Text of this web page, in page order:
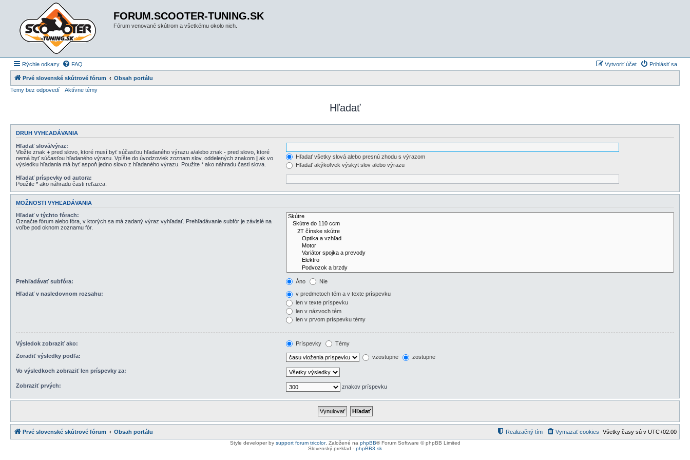
FORUM.SCOOTER-TUNING.SK
Fórum venované skútrom a všetkému okolo nich.
Rýchle odkazy FAQ Prihlásiť sa
Vytvoriť účet
Prvé slovenské skútrové fórum
Obsah portálu
Temy bez odpovedí
Aktívne témy
Hľadať
DRUH VYHĽADÁVANIA
Hľadať slová/výraz:
Vložte znak + pred slovo, ktoré musí byť súčasťou hľadaného výrazu a/alebo znak - pred slovo, ktoré
nemá byť súčasťou hľadaného výrazu. Vpíšte do úvodzoviek zoznam slov, oddelených znakom | ak vo
výsledku hľadania má byť aspoň jedno slovo z hľadaného výrazu. Použite * ako náhradu časti slova.
Hľadať všetky slová alebo presnú zhodu s výrazom
Hľadať akýkoľvek výskyt slov alebo výrazu
Hľadať príspevky od autora:
Použite * ako náhradu časti reťazca.
MOŽNOSTI VYHĽADÁVANIA
Hľadať v týchto fórach:
Označte fórum alebo fóra, v ktorých sa má zadaný výraz vyhľadať. Prehľadávanie subfór je závislé na
voľbe pod oknom zoznamu fór.
Prehľadávať subfóra: Áno Nie
Hľadať v nasledovnom rozsahu:
v predmetoch tém a v texte príspevku
len v texte príspevku
len v názvoch tém
len v prvom príspevku témy
Výsledok zobraziť ako: Príspevky Témy
Zoradiť výsledky podľa: vzostupne zostupne
Vo výsledkoch zobraziť len príspevky za:
Zobraziť prvých: znakov príspevku
Prvé slovenské skútrové fórum Obsah portálu Všetky časy sú v UTC+02:00
Vymazať cookies
Realizačný tím
Style developer by support forum tricolor, Založené na phpBB® Forum Software © phpBB Limited
Slovenský preklad - phpBB3.sk